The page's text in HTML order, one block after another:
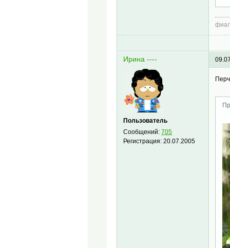
Ирина ----
Пользователь
Сообщений:705
Регистрация:20.07.2005